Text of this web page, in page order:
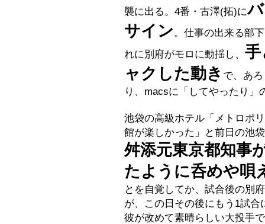
襲に出る。4番・古澤(拓)に
サイン。仕事の出来る部
れに別府がモロに動揺し、 手
ャクした動き で、あ
り、macsに「してやったり
池袋の高級ホテル「メトロポ
館が楽しかった」と前日の池
舛添元東京都知事
たように呑めや唄
とを自覚してか、試合後の別
が、この日その後にもう1試
彼が改めて素晴らしい大投手